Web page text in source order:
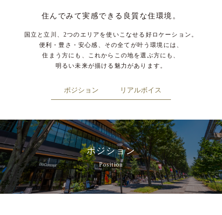
住んでみて実感できる良質な住環境。
国立と立川、2つのエリアを使いこなせる好ロケーション。
便利・豊さ・安心感、その全てが叶う環境には、
住まう方にも、これからこの地を選ぶ方にも、
明るい未来が描ける魅力があります。
ポジション リアルボイス
ポジション
Position